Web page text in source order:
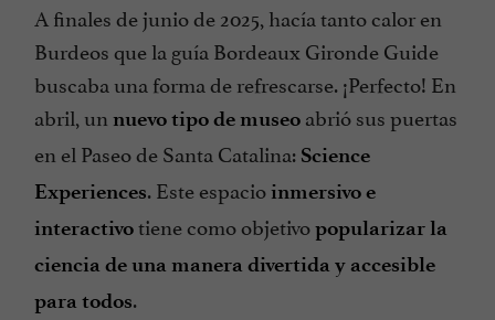
A finales de junio de 2025, hacía tanto calor en
Burdeos que la guía Bordeaux Gironde Guide
buscaba una forma de refrescarse. ¡Perfecto! En
abril, un nuevo tipo de museo abrió sus puertas
en el Paseo de Santa Catalina: Science
Experiences. Este espacioinmersivo e
interactivotiene como objetivopopularizar la
ciencia de una manera divertida y accesible
para todos.